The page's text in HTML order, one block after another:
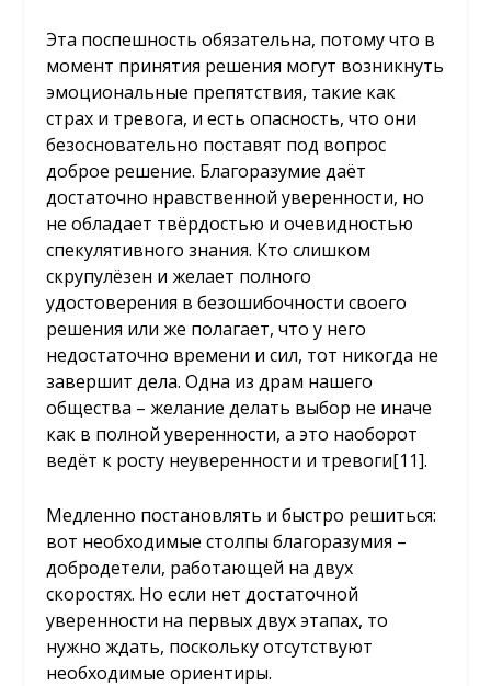
Эта поспешность обязательна, потому что в
момент принятия решения могут возникнуть
эмоциональные препятствия, такие как
страх и тревога, и есть опасность, что они
безосновательно поставят под вопрос
доброе решение. Благоразумие даёт
достаточно нравственной уверенности, но
не обладает твёрдостью и очевидностью
спекулятивного знания. Кто слишком
скрупулёзен и желает полного
удостоверения в безошибочности своего
решения или же полагает, что у него
недостаточно времени и сил, тот никогда не
завершит дела. Одна из драм нашего
общества – желание делать выбор не иначе
как в полной уверенности, а это наоборот
ведёт к росту неуверенности и тревоги[11].
Медленно постановлять и быстро решиться:
вот необходимые столпы благоразумия –
добродетели, работающей на двух
скоростях. Но если нет достаточной
уверенности на первых двух этапах, то
нужно ждать, поскольку отсутствуют
необходимые ориентиры.